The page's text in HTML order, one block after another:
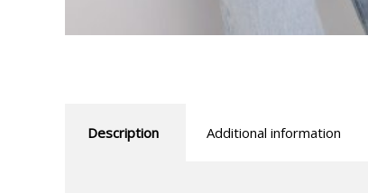
Description Additional information